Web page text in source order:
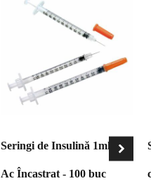
Seringi de Insulină 1ml Cu
Ac Încastrat - 100 buc